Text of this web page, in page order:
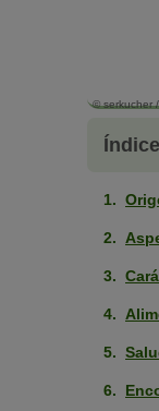
© serkucher
Índice